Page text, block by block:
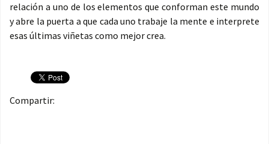
relación a uno de los elementos que conforman este mundo
y abre la puerta a que cada uno trabaje la mente e interprete
esas últimas viñetas como mejor crea.
Compartir: